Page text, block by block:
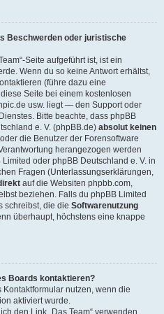
Beschwerden oder juristische
Seite aufgeführt ist, ist ein
Wenn du so keine Antwort erhältst,
(führe dazu eine
Seite bei einem kostenlosen
usw. liegt — den Support oder
Bitte beachte, dass phpBB
e. V. (phpBB.de) absolut keinen
die Benutzer der Forensoftware
herangezogen werden
oder phpBB Deutschland e. V. in
Fragen (Unterlassungserklärungen,
auf die Websiten phpbb.com,
beziehen. Falls du phpBB Limited
schreibst, die die Softwarenutzung
überhaupt, höchstens eine knappe
Boards kontaktieren?
nutzen, wenn die
aktiviert wurde.
den Link „Das Team“ verwenden.